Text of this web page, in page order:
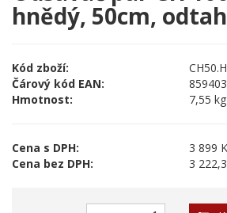
hnědý, 50cm,
Kód zboží:
Čárový kód EAN:
Hmotnost:
7,55 kg
Cena s DPH:
3 899
Cena bez DPH:
3